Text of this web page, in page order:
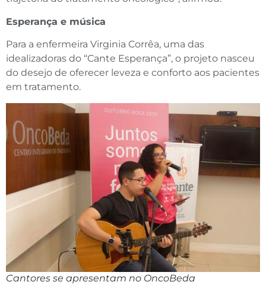
Esperança e música
Para a enfermeira Virginia Corrêa, uma das
idealizadoras do “Cante Esperança”, o projeto nasceu
do desejo de oferecer leveza e conforto aos pacientes
em tratamento.
Cantores se apresentam no OncoBeda